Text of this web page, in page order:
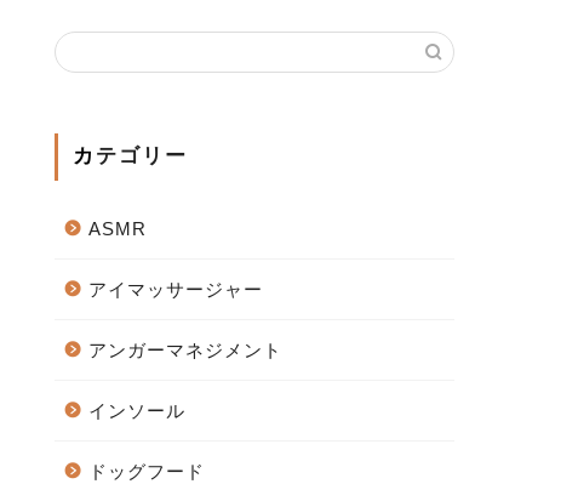
カテゴリー
ASMR
アイマッサージャー
アンガーマネジメント
インソール
ドッグフード